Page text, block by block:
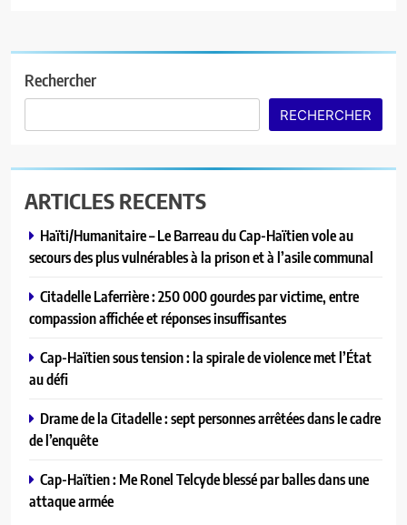
Rechercher
RECHERCHER
ARTICLES RECENTS
Haïti/Humanitaire – Le Barreau du Cap-Haïtien vole au
secours des plus vulnérables à la prison et à l’asile communal
Citadelle Laferrière : 250 000 gourdes par victime, entre
compassion affichée et réponses insuffisantes
Cap-Haïtien sous tension : la spirale de violence met l’État
au défi
Drame de la Citadelle : sept personnes arrêtées dans le cadre
de l’enquête
Cap-Haïtien : Me Ronel Telcyde blessé par balles dans une
attaque armée